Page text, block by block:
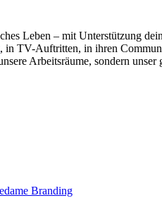
Leben – mit Unterstützung
, in TV-Auftritten, in ihren
Arbeitsräume, sondern unser
Branding